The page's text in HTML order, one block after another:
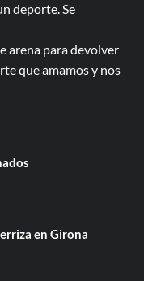
deporte. Se
arena para devolver
que amamos y nos
en Girona